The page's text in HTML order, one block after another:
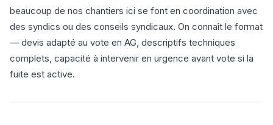
beaucoup de nos chantiers ici se font en coordination avec
des syndics ou des conseils syndicaux. On connaît le format
— devis adapté au vote en AG, descriptifs techniques
complets, capacité à intervenir en urgence avant vote si la
fuite est active.